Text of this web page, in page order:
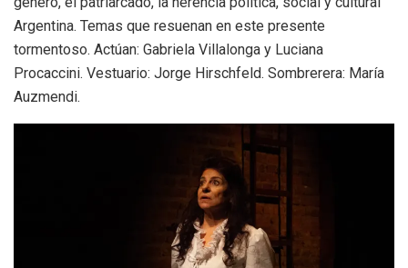
Argentina. Temas que resuenan en este presente
tormentoso. Actúan: Gabriela Villalonga y Luciana
Procaccini. Vestuario: Jorge Hirschfeld. Sombrerera: María
Auzmendi.